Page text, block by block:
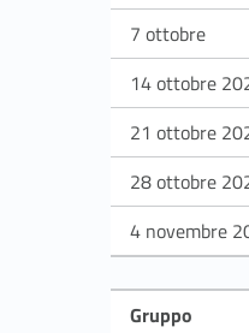
7 ottobre
14 ottobre
21 ottobre
28 ottobre
4 novembre
Gruppo